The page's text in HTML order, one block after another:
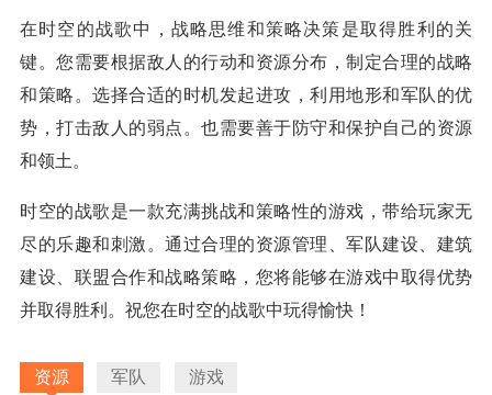
在时空的战歌中，战略思维和策略决策是取得胜利的关
键。您需要根据敌人的行动和资源分布，制定合理的战略
和策略。选择合适的时机发起进攻，利用地形和军队的优
势，打击敌人的弱点。也需要善于防守和保护自己的资源
和领土。
时空的战歌是一款充满挑战和策略性的游戏，带给玩家无
尽的乐趣和刺激。通过合理的资源管理、军队建设、建筑
建设、联盟合作和战略策略，您将能够在游戏中取得优势
并取得胜利。祝您在时空的战歌中玩得愉快！
资源 军队 游戏